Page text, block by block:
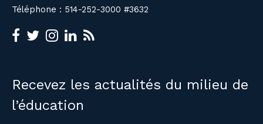
Téléphone : 514-252-3000 #3632
Recevez les actualités du milieu de
l’éducation